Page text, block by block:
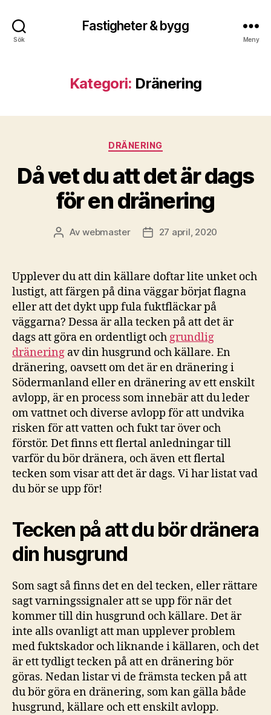
Sök
Fastigheter & bygg
Meny
Kategori: Dränering
Kategorier
DRÄNERING
Då vet du att det är dags
för en dränering
Inläggsförfattare
Avwebmaster Inläggsdatum
27 april, 2020
Upplever du att din källare doftar lite unket och
lustigt, att färgen på dina väggar börjat flagna
eller att det dykt upp fula fuktfläckar på
väggarna? Dessa är alla tecken på att det är
dags att göra en ordentligt och grundlig
dränering av din husgrund och källare. En
dränering, oavsett om det är en dränering i
Södermanland eller en dränering av ett enskilt
avlopp, är en process som innebär att du leder
om vattnet och diverse avlopp för att undvika
risken för att vatten och fukt tar över och
förstör. Det finns ett flertal anledningar till
varför du bör dränera, och även ett flertal
tecken som visar att det är dags. Vi har listat vad
du bör se upp för!
Tecken på att du bör dränera
din husgrund
Som sagt så finns det en del tecken, eller rättare
sagt varningssignaler att se upp för när det
kommer till din husgrund och källare. Det är
inte alls ovanligt att man upplever problem
med fuktskador och liknande i källaren, och det
är ett tydligt tecken på att en dränering bör
göras. Nedan listar vi de främsta tecken på att
du bör göra en dränering, som kan gälla både
husgrund, källare och ett enskilt avlopp.